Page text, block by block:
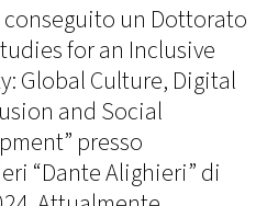
un Dottorato
for an Inclusive
Global Culture, Digital
and Social
presso
“Dante Alighieri” di